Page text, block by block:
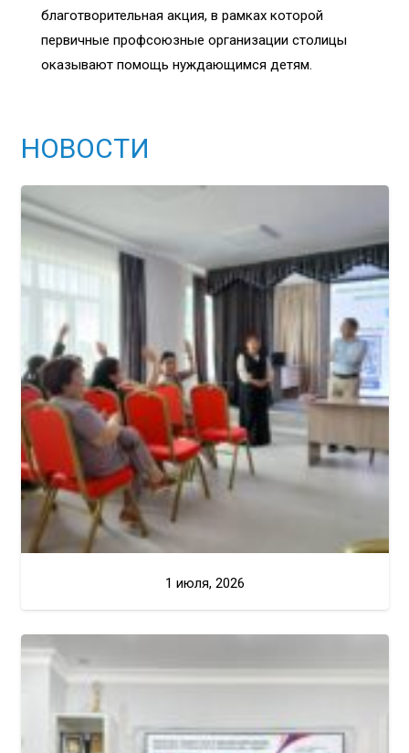
благотворительная акция, в рамках которой
первичные профсоюзные организации столицы
оказывают помощь нуждающимся детям.
НОВОСТИ
1 июля, 2026